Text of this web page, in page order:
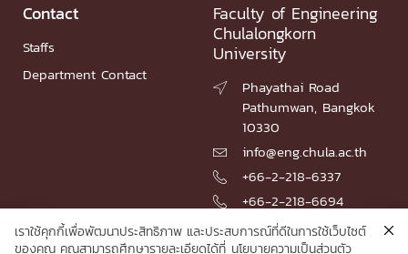
Contact
Staffs
Department Contact
Faculty of Engineering
Chulalongkorn
University

Phayathai Road
Pathumwan, Bangkok
10330
 info@eng.chula.ac.th
 +66-2-218-6337
 +66-2-218-6694
เราใช้คุกกี้เพื่อพัฒนาประสิทธิภาพ และประสบการณ์ที่ดีในการใช้เว็บไซต์
ของคุณ คุณสามารถศึกษารายละเอียดได้ที่ นโยบายความเป็นส่วนตัว